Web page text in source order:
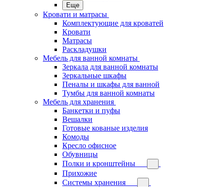
Еще
Кровати и матрасы
Комплектующие для кроватей
Кровати
Матрасы
Раскладушки
Мебель для ванной комнаты
Зеркала для ванной комнаты
Зеркальные шкафы
Пеналы и шкафы для ванной
Тумбы для ванной комнаты
Мебель для хранения
Банкетки и пуфы
Вешалки
Готовые кованые изделия
Комоды
Кресло офисное
Обувницы
Полки и кронштейны
Прихожие
Системы хранения